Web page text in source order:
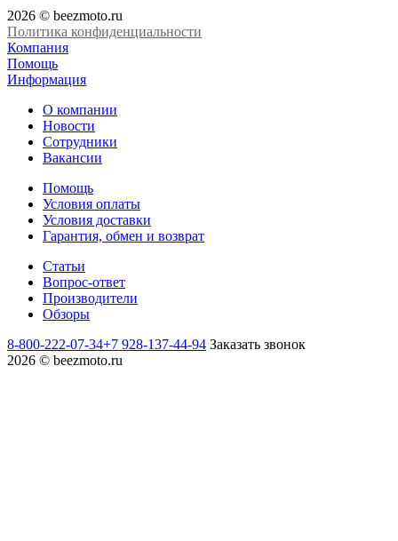
2026 © beezmoto.ru
Политика конфиденциальности
Компания
Помощь
Информация
О компании
Новости
Сотрудники
Вакансии
Помощь
Условия оплаты
Условия доставки
Гарантия, обмен и возврат
Статьи
Вопрос-ответ
Производители
Обзоры
8-800-222-07-34+7 928-137-44-94 Заказать звонок
2026 © beezmoto.ru